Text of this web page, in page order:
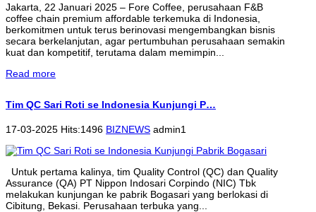
Jakarta, 22 Januari 2025 – Fore Coffee, perusahaan F&B
coffee chain premium affordable terkemuka di Indonesia,
berkomitmen untuk terus berinovasi mengembangkan bisnis
secara berkelanjutan, agar pertumbuhan perusahaan semakin
kuat dan kompetitif, terutama dalam memimpin...
Read more
Tim QC Sari Roti se Indonesia Kunjungi P…
17-03-2025 Hits:1496 BIZNEWS admin1
Untuk pertama kalinya, tim Quality Control (QC) dan Quality
Assurance (QA) PT Nippon Indosari Corpindo (NIC) Tbk
melakukan kunjungan ke pabrik Bogasari yang berlokasi di
Cibitung, Bekasi. Perusahaan terbuka yang...